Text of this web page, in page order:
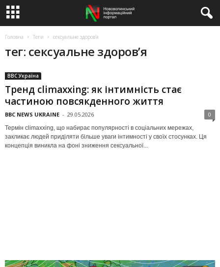
Головна Теги сексуальне здоров’я
тег: сексуальне здоров’я
BBC Україна
Тренд climaxxing: як інтимність стає
частиною повсякденного життя
BBC NEWS UKRAINE - 29.05.2026 0
Термін climaxxing, що набирає популярності в соціальних мережах,
закликає людей приділяти більше уваги інтимності у своїх стосунках. Ця
концепція виникла на фоні зниження сексуальної...